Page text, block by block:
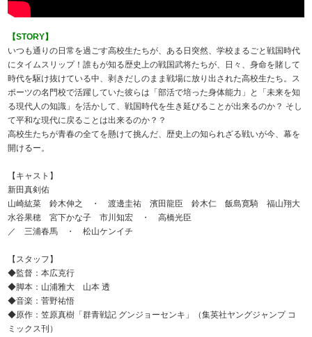
【STORY】
いつも通りの日常を過ごす高校生たちが、ある日突然、学校まるごと戦国時代
にタイムスリップ！誰もが知る歴史上の戦国武将たちが、日々、身命を賭して
時代を駆け抜けている中、剥きだしのまま戦場に放り出された高校生たち。ス
ポーツの名門校で活躍していた彼らは「部活で培った身体能力」と「未来を知
る現代人の知識」を活かして、戦国時代を生き延びることが出来るのか？ そし
て平和な現代に戻ることは出来るのか？？
高校生たちが青春の全てを懸けて挑んだ、歴史上の知られざる戦いが今、幕を
開けるー。
【キャスト】
新田真剣佑
山崎紘菜 鈴木伸之 ・ 渡邊圭祐 濱田龍臣 鈴木仁 飯島寛騎 福山翔大
水谷果穂 宮下かな子 市川知宏 ・ 高橋光臣
／ 三浦春馬 ・ 松山ケンイチ
【スタッフ】
◆監督：本広克行
◆脚本：山浦雅大 山本 透
◆音楽：菅野祐悟
◆原作：笠原真樹「群青戦記 グンジョーセンキ」（集英社ヤングジャンプ コ
ミックス刊）